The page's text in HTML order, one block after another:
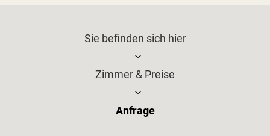
Sie befinden sich hier
Zimmer & Preise
Anfrage